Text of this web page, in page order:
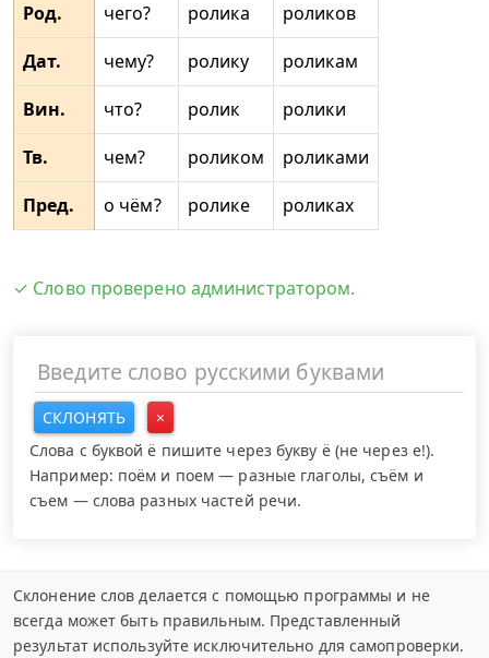
Род.
чего? ролика
роликов
Дат.
чему? ролику
роликам
Вин.
что? ролик
ролики
Тв.
чем? роликом
роликами
Пред.
о чём? ролике роликах
✓ Слово проверено администратором.
СКЛОНЯТЬ
×
Слова с буквой ё пишите через букву ё (не через е!).
Например: поём и поем — разные глаголы, съём и
съем — слова разных частей речи.
Склонение слов делается с помощью программы и не
всегда может быть правильным. Представленный
результат используйте исключительно для самопроверки.